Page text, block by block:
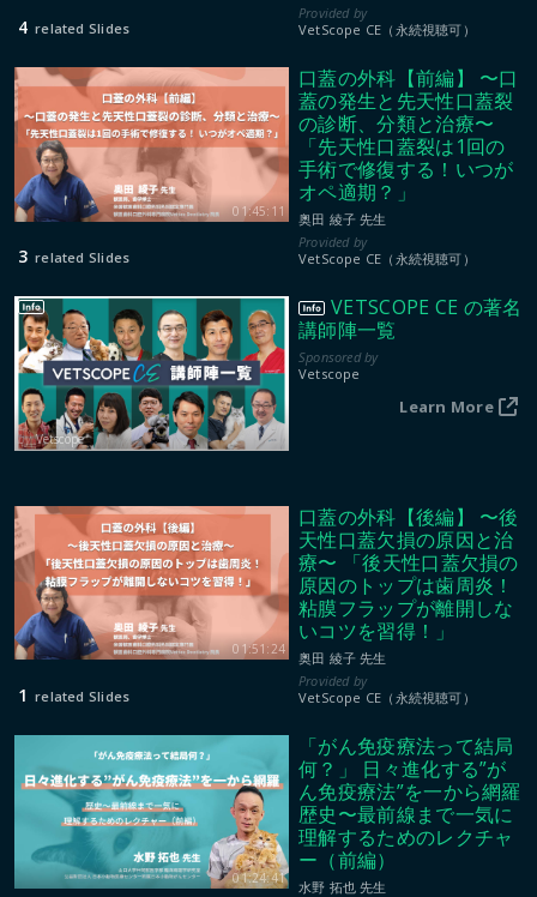
VetScope CE（永続視聴可）
4 related Slides
01:45:11
口蓋の外科【前編】 〜口
蓋の発生と先天性口蓋裂
の診断、分類と治療〜
「先天性口蓋裂は1回の
手術で修復する！いつが
オペ適期？」
奥田 綾子 先生
VetScope CE（永続視聴可）
3 related Slides
Vetscope
VETSCOPE CE の著名
講師陣一覧
Vetscope
Learn More
01:51:24
口蓋の外科【後編】 〜後
天性口蓋欠損の原因と治
療〜 「後天性口蓋欠損の
原因のトップは歯周炎！
粘膜フラップが離開しな
いコツを習得！」
奥田 綾子 先生
VetScope CE（永続視聴可）
1 related Slides
01:24:41
「がん免疫療法って結局
何？」 日々進化する”が
ん免疫療法”を一から網羅
歴史〜最前線まで一気に
理解するためのレクチャ
ー（前編）
水野 拓也 先生